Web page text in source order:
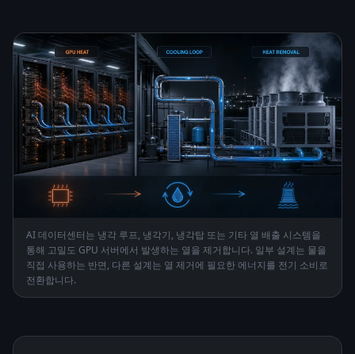
AI 데이터센터는 냉각 루프, 냉각기, 냉각탑 또는 기타 열 배출 시스템을
통해 고밀도 GPU 서버에서 발생하는 열을 제거합니다. 일부 설계는 물을
직접 사용하는 반면, 다른 설계는 열 제거에 필요한 에너지를 전기 소비로
전환합니다.